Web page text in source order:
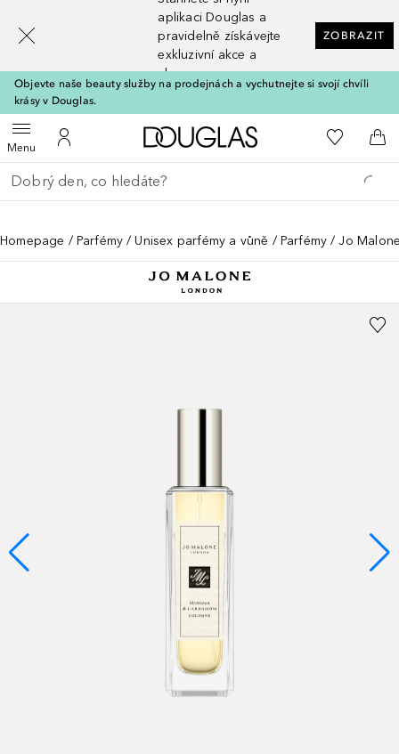
aplikaci Douglas a
pravidelně získávejte
exkluzivní akce a
slevy
ZOBRAZIT
Objevte naše beauty služby na prodejnách a vychutnejte si svojí chvíli
krásy v Douglas.
MenuOtevřít menuK mému účtu
Domů K mému
Do
Vraťte se
Proveďte vyhledávání
Homepage Parfémy Unisex parfémy a vůně Parfémy Jo
[navigation.slideout.screenreader]